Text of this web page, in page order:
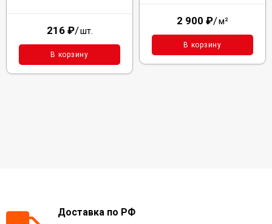
216 ₽/шт.
В корзину
2 900 ₽/м²
В корзину
Доставка по РФ